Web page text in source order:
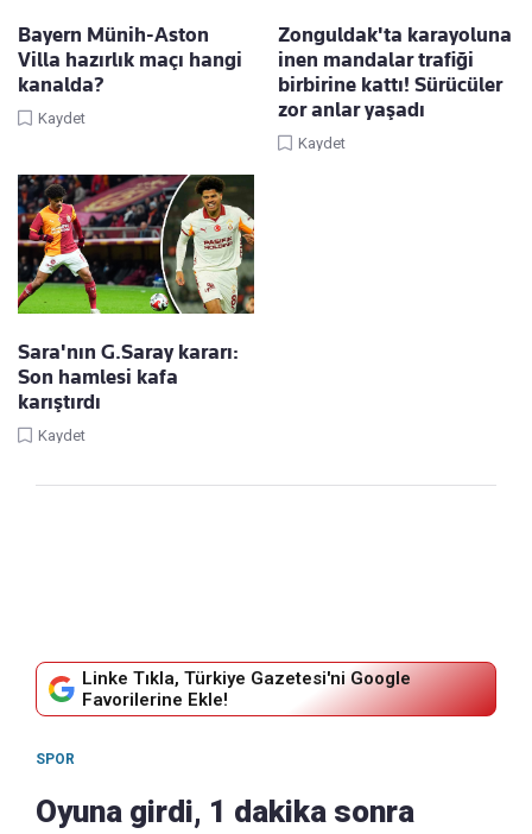
Bayern Münih-Aston
Villa hazırlık maçı hangi
kanalda?
Kaydet
Zonguldak'ta karayoluna
inen mandalar trafiği
birbirine kattı! Sürücüler
zor anlar yaşadı
Kaydet
Sara'nın G.Saray kararı:
Son hamlesi kafa
karıştırdı
Kaydet
Linke Tıkla, Türkiye Gazetesi'ni Google
Favorilerine Ekle!
SPOR
Oyuna girdi, 1 dakika sonra